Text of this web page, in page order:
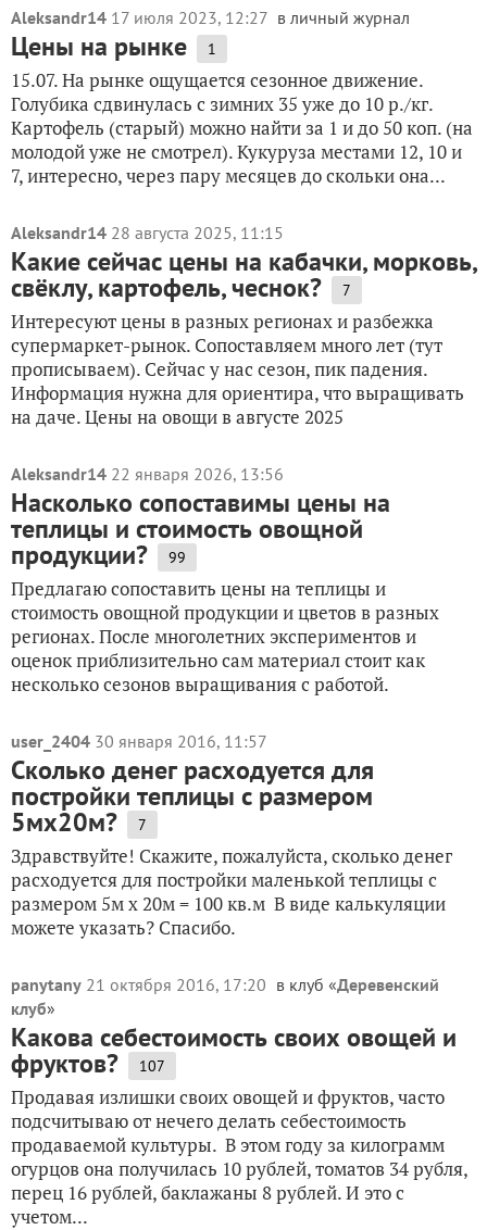
Aleksandr14 17 июля 2023, 12:27 в личный журнал
Цены на рынке 1
15.07. На рынке ощущается сезонное движение.
Голубика сдвинулась с зимних 35 уже до 10 р./кг.
Картофель (старый) можно найти за 1 и до 50 коп. (на
молодой уже не смотрел). Кукуруза местами 12, 10 и
7, интересно, через пару месяцев до скольки она...
Aleksandr14 28 августа 2025, 11:15
Какие сейчас цены на кабачки, морковь,
свёклу, картофель, чеснок? 7
Интересуют цены в разных регионах и разбежка
супермаркет-рынок. Сопоставляем много лет (тут
прописываем). Сейчас у нас сезон, пик падения.
Информация нужна для ориентира, что выращивать
на даче. Цены на овощи в августе 2025
Aleksandr14 22 января 2026, 13:56
Насколько сопоставимы цены на
теплицы и стоимость овощной
продукции? 99
Предлагаю сопоставить цены на теплицы и
стоимость овощной продукции и цветов в разных
регионах. После многолетних экспериментов и
оценок приблизительно сам материал стоит как
несколько сезонов выращивания с работой.
user_2404 30 января 2016, 11:57
Сколько денег расходуется для
постройки теплицы с размером
5мх20м? 7
Здравствуйте! Скажите, пожалуйста, сколько денег
расходуется для постройки маленькой теплицы с
размером 5м х 20м = 100 кв.м В виде калькуляции
можете указать? Спасибо.
panytany 21 октября 2016, 17:20 в клуб «Деревенский
клуб»
Какова себестоимость своих овощей и
фруктов? 107
Продавая излишки своих овощей и фруктов, часто
подсчитываю от нечего делать себестоимость
продаваемой культуры. В этом году за килограмм
огурцов она получилась 10 рублей, томатов 34 рубля,
перец 16 рублей, баклажаны 8 рублей. И это с
учетом...